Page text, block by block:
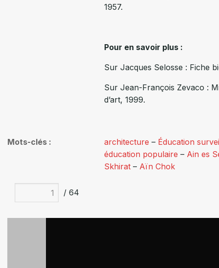
1957.
Pour en savoir plus :
Sur Jacques Selosse : Fiche
Sur Jean-François Zevaco :
d’art, 1999.
Mots-clés architecture – Éducation
éducation populaire – Ain es
Skhirat – Aïn Chok
/ 64